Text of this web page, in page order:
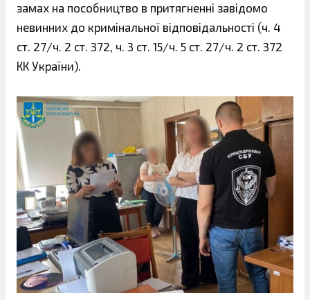
замах на пособництво в притягненні завідомо
невинних до кримінальної відповідальності (ч. 4
ст. 27/ч. 2 ст. 372, ч. 3 ст. 15/ч. 5 ст. 27/ч. 2 ст. 372
КК України).